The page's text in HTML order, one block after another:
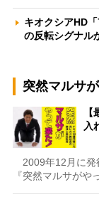
キオクシアHD
の反転シグナ
突然マルサ
入
2009年12月に発
『突然マルサがや